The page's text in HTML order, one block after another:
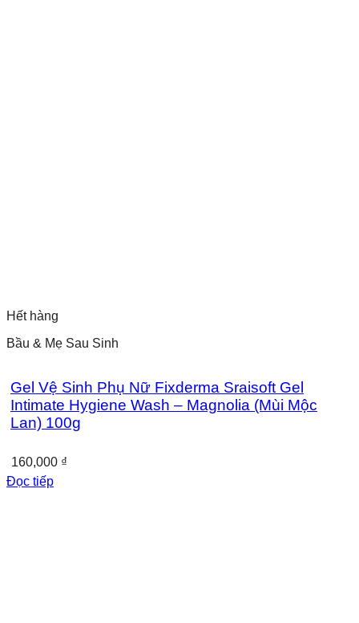
Hết hàng
Bầu & Mẹ Sau Sinh
Gel Vệ Sinh Phụ Nữ Fixderma Sraisoft Gel
Intimate Hygiene Wash – Magnolia (Mùi Mộc
Lan) 100g
160,000 ₫
Đọc tiếp